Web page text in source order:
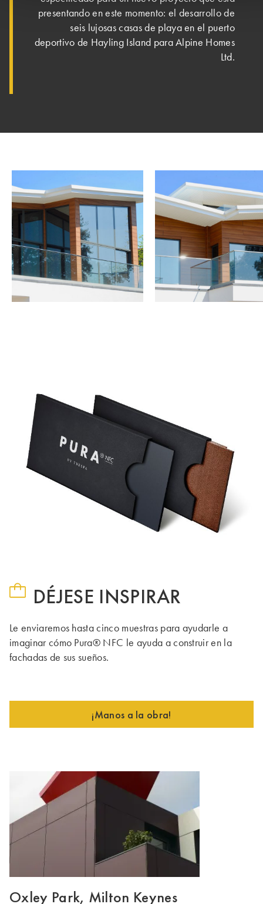
presentando en este momento: el desarrollo de
seis lujosas casas de playa en el puerto
deportivo de Hayling Island para Alpine Homes
Ltd.
DÉJESE INSPIRAR
Le enviaremos hasta cinco muestras para ayudarle a
imaginar cómo Pura® NFC le ayuda a construir en la
fachadas de sus sueños.
¡Manos a la obra!
Oxley Park, Milton Keynes